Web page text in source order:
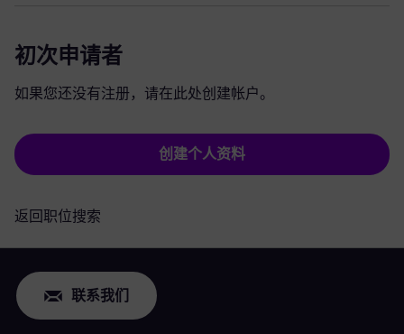
初次申请者
如果您还没有注册，请在此处创建帐户。
创建个人资料
返回职位搜索
联系我们